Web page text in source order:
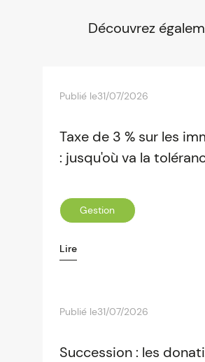
Découvrez
Publié le31/07/2026
Taxe de 3 % sur les
: jusqu'où va la
Gestion
Lire
Publié le31/07/2026
Succession : les